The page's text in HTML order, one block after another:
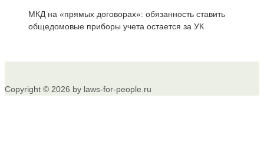
МКД на «прямых договорах»: обязанность ставить
общедомовые приборы учета остается за УК
Copyright © 2026 by laws-for-people.ru